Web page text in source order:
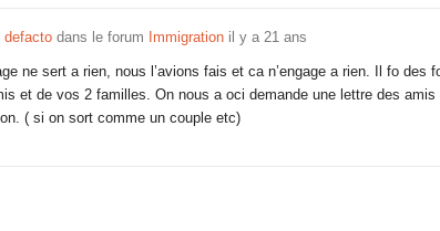
defacto dans le forum Immigration il y a 21 ans
ne sert a rien, nous l’avions fais et ca n’engage a rien. Il fo des
et de vos 2 familles. On nous a oci demande une lettre des amis
( si on sort comme un couple etc)